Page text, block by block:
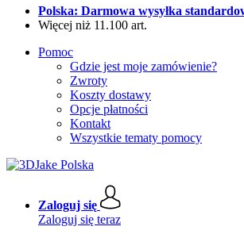
Polska: Darmowa wysyłka
Więcej niż 11.100 art.
Pomoc
Gdzie jest moje zamówienie?
Zwroty
Koszty dostawy
Opcje płatności
Kontakt
Wszystkie tematy pomocy
Zaloguj się
Zaloguj się teraz